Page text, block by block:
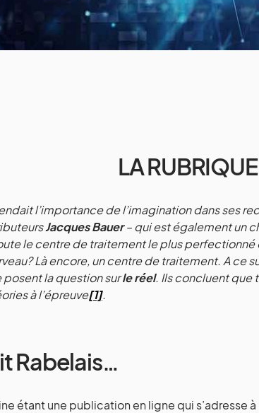
LA
l’importance de l’imagination dans ses
Jacques Bauer– qui est également un
le centre de traitement le plus perfectionné
Là encore, un centre de traitement. A ce
la question surle réel. Ils concluent que
à l’épreuve[1].
Rabelais…
étant une publication en ligne qui s’adresse